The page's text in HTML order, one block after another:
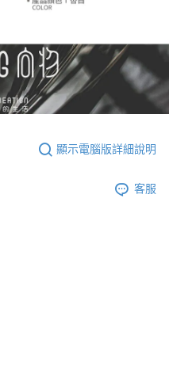
顯示電腦版詳細說明
客服